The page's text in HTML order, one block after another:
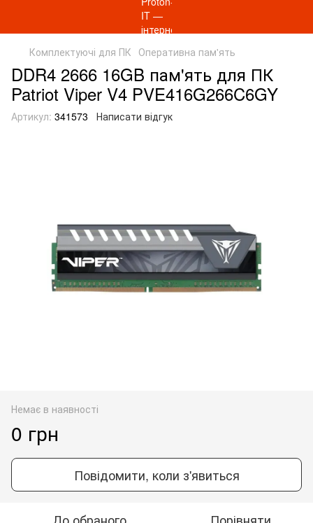
Комплектуючі для ПК Оперативна пам'ять
DDR4 2666 16GB пам'ять для ПК
Patriot Viper V4 PVE416G266C6GY
Артикул: 341573 Написати відгук
Немає в наявності
0 грн
Повідомити, коли з'явиться
До обраного Порівняти